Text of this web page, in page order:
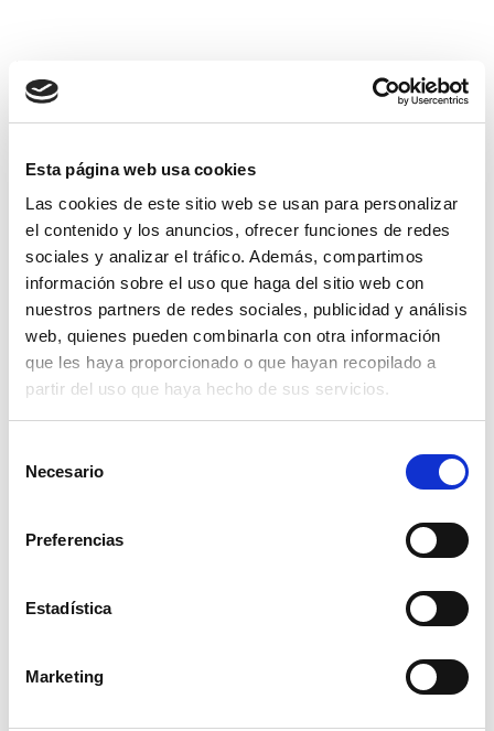
Esta página web usa cookies
Las cookies de este sitio web se usan para personalizar
el contenido y los anuncios, ofrecer funciones de redes
sociales y analizar el tráfico. Además, compartimos
información sobre el uso que haga del sitio web con
nuestros partners de redes sociales, publicidad y análisis
web, quienes pueden combinarla con otra información
que les haya proporcionado o que hayan recopilado a
partir del uso que haya hecho de sus servicios.
Necesario
Preferencias
Estadística
Marketing
Productos relacionados